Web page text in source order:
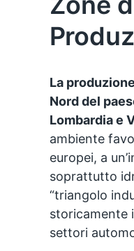
La
Nord del
Lombardia e
ambiente
europei, a
soprattutto
“triangolo
storicamente
settori